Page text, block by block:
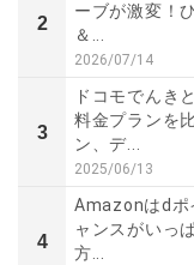
2
ーブが激変！
＆...
2026/07/14
3
ドコモでんき
料金プランを
ン、デ...
2025/06/13
4
Amazonはdポ
ャンスがいっ
方...